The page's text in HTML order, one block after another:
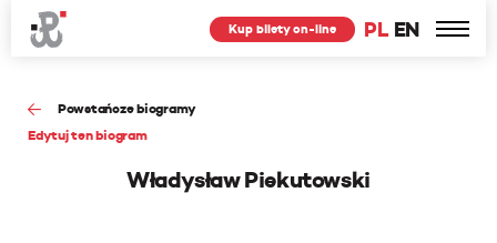
PL EN
Kup bilety on-line
Powstańcze biogramy
Edytuj ten biogram
Władysław Piekutowski